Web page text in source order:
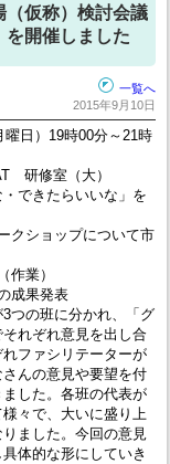
（仮称）検討会議
を開催しました
一覧へ
2015年9月10日
曜日）19時00分～21時
研修室（大）
・できたらいいな」を
クショップについて市
作業）
成果発表
3つの班に分かれ、「グ
れぞれ意見を出し合
ファシリテーターが
んの意見や要望を付
した。各班の代表が
々で、大いに盛り上
ました。今回の意見
体的な形にしていき